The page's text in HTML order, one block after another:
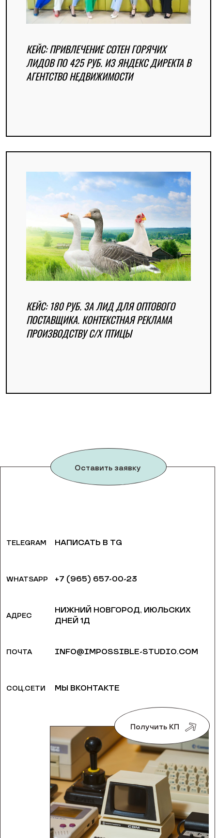
КЕЙС: ПРИВЛЕЧЕНИЕ СОТЕН ГОРЯЧИХ
ЛИДОВ ПО 425 РУБ. ИЗ ЯНДЕКС ДИРЕКТА В
АГЕНТСТВО НЕДВИЖИМОСТИ
КЕЙС: 180 РУБ. ЗА ЛИД ДЛЯ ОПТОВОГО
ПОСТАВЩИКА. КОНТЕКСТНАЯ РЕКЛАМА
ПРОИЗВОДСТВУ С/Х ПТИЦЫ
Оставить заявку
TELEGRAM
WHATSAPP
АДРЕС
ПОЧТА
СОЦ.СЕТИ
НАПИСАТЬ В TG
+7 (965) 657-00-23
НИЖНИЙ НОВГОРОД, ​ИЮЛЬСКИХ
ДНЕЙ 1Д
INFO@IMPOSSIBLE-STUDIO.COM
МЫ ВКОНТАКТЕ
Получить КП